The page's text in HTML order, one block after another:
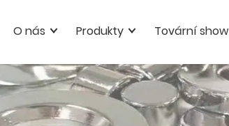
O nás Produkty Tovární show